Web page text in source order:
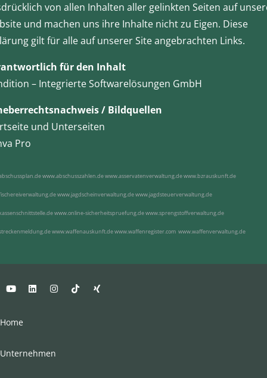
von allen Inhalten aller gelinkten Seiten auf
und machen uns ihre Inhalte nicht zu Eigen. Diese
gilt für alle auf unserer Site angebrachten Links.
für den Inhalt
– Integrierte Softwarelösungen GmbH
/ Bildquellen
und Unterseiten
Pro
www.abschusszahlen.dewww.asservatenverwaltung.dewww.bzrauskunft.de
www.jagdscheinverwaltung.dewww.jagdsteuerverwaltung.de
www.online-sicherheitspruefung.dewww.sprengstoffverwaltung.de
www.waffenauskunft.dewww.waffenregister.com www.waffenverwaltung.de
Home
Unternehmen